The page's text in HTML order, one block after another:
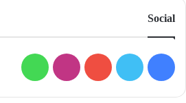
Social
فيسبوك
تويتر يوتيوبانستقرامواتساب